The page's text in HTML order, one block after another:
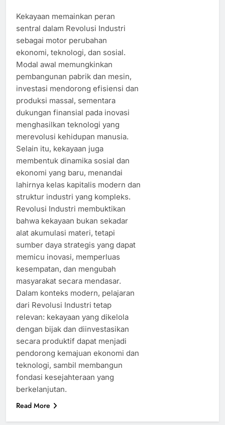
Kekayaan memainkan peran
sentral dalam Revolusi Industri
sebagai motor perubahan
ekonomi, teknologi, dan sosial.
Modal awal memungkinkan
pembangunan pabrik dan mesin,
investasi mendorong efisiensi dan
produksi massal, sementara
dukungan finansial pada inovasi
menghasilkan teknologi yang
merevolusi kehidupan manusia.
Selain itu, kekayaan juga
membentuk dinamika sosial dan
ekonomi yang baru, menandai
lahirnya kelas kapitalis modern dan
struktur industri yang kompleks.
Revolusi Industri membuktikan
bahwa kekayaan bukan sekadar
alat akumulasi materi, tetapi
sumber daya strategis yang dapat
memicu inovasi, memperluas
kesempatan, dan mengubah
masyarakat secara mendasar.
Dalam konteks modern, pelajaran
dari Revolusi Industri tetap
relevan: kekayaan yang dikelola
dengan bijak dan diinvestasikan
secara produktif dapat menjadi
pendorong kemajuan ekonomi dan
teknologi, sambil membangun
fondasi kesejahteraan yang
berkelanjutan.
Read More